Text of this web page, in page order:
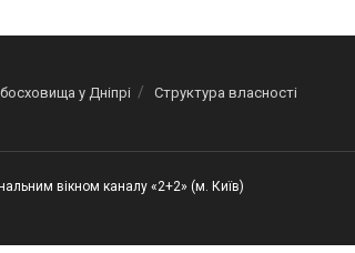
у Дніпрі Структура власності
вікном каналу «2+2» (м. Київ)